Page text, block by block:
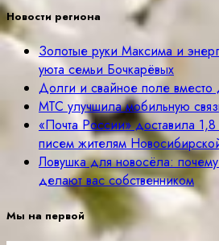
Новости региона
Золотые руки Максима и
уюта семьи Бочкарёвых
Долги и свайное поле
МТС улучшила мобильную
«Почта России» доставила
писем жителям
Ловушка для новосёла:
делают вас собственником
Мы на первой